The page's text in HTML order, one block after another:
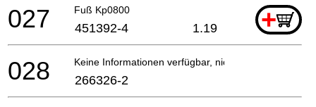
Fuß Kp0800 +
027 451392-4 1.19
Keine Informationen verfügbar, nicht bestellbar
028 266326-2